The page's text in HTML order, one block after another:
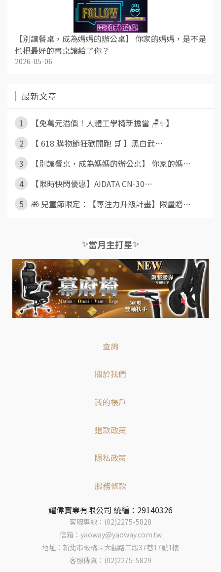
【別讓餐桌，成為媽媽的辦公桌】 你家的媽媽，是不是
也把最好的書桌讓給了你？
2026-05-06
最新文章
1
【免萬元溢價！人體工學椅新擔當 🪑✨】
2
【 618 購物節狂歡開跑 🛒 】黑白武⋯
3
【別讓餐桌，成為媽媽的辦公桌】 你家的媽⋯
4
【限時快閃優惠】AIDATA CN-30⋯
5
🎁 兒童節限定：【專注力升級計畫】限量贈⋯
✨當月主打星✨
查詢
關於我們
我的帳戶
退款政策
隱私政策
服務條款
耀偉實業有限公司 統編：29140326
客服專線：(02)2275-5828
信箱：yaoway@yaoway.com.tw
地址：新北市板橋區大觀路二段37巷17號1樓
客服傳真：(02)2275-5829